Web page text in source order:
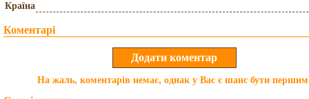
Країна
Коментарі
На жаль, коментарів немає, однак у Вас є шанс бути